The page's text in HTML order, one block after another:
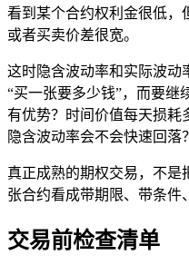
看到某个合约权利金很低，
或者买卖价差很宽。
这时隐含波动率和实际波动
“买一张要多少钱”，而要继
有优势？时间价值每天损耗
隐含波动率会不会快速回落？
真正成熟的期权交易，不是
张合约看成带期限、带条件
交易前检查清单